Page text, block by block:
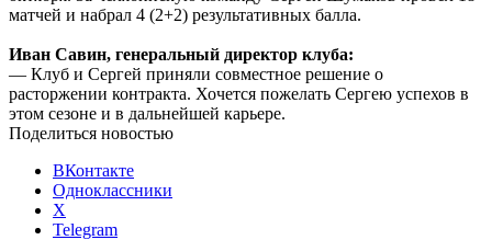
матчей и набрал 4 (2+2) результативных балла.
Иван Савин, генеральный директор клуба:
— Клуб и Сергей приняли совместное решение о
расторжении контракта. Хочется пожелать Сергею успехов в
этом сезоне и в дальнейшей карьере.
Поделиться новостью
ВКонтакте
Одноклассники
X
Telegram